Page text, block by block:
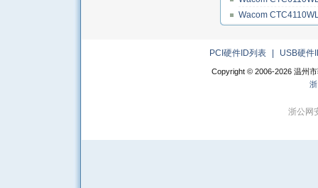
Wacom
PCI硬件ID列表 USB硬件
Copyright © 2006-2026 温州
浙公网